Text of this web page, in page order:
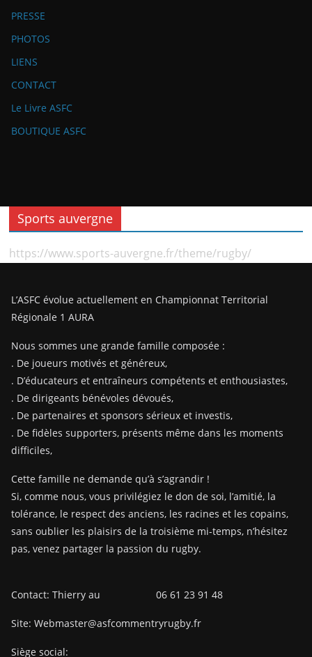
PRESSE
PHOTOS
LIENS
CONTACT
Le Livre ASFC
BOUTIQUE ASFC
Sports auvergne
https://www.sports-auvergne.fr/theme/rugby/
L’ASFC évolue actuellement en Championnat Territorial
Régionale 1 AURA
Nous sommes une grande famille composée :
. De joueurs motivés et généreux,
. D’éducateurs et entraîneurs compétents et enthousiastes,
. De dirigeants bénévoles dévoués,
. De partenaires et sponsors sérieux et investis,
. De fidèles supporters, présents même dans les moments
difficiles,
Cette famille ne demande qu’à s’agrandir !
Si, comme nous, vous privilégiez le don de soi, l’amitié, la
tolérance, le respect des anciens, les racines et les copains,
sans oublier les plaisirs de la troisième mi-temps, n’hésitez
pas, venez partager la passion du rugby.
Contact: Thierry au 06 61 23 91 48
Site: Webmaster@asfcommentryrugby.fr
Siège social: